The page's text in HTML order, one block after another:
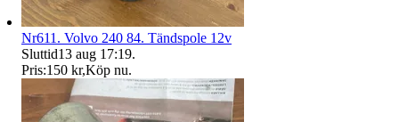
Nr611. Volvo 240 84. Tändspole 12v
Sluttid13 aug 17:19.
Pris:150 kr,Köp nu.